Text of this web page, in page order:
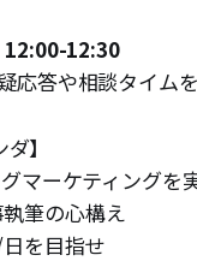
12:00-12:30
応答や相談タイム
】
マーケティングを
筆の心構え
日を目指せ